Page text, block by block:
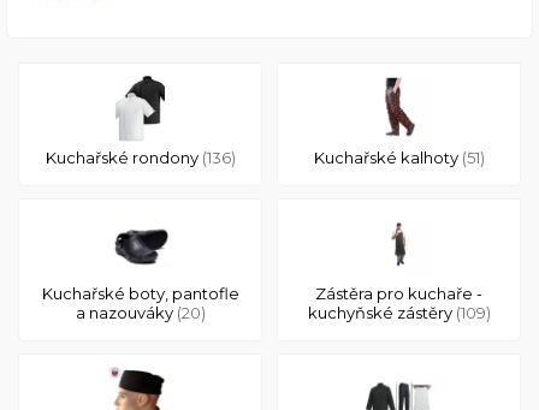
Kuchařské rondony (136) Kuchařské kalhoty (51)
Kuchařské boty, pantofle
a nazouváky (20)
Zástěra pro kuchaře -
kuchyňské zástěry (109)